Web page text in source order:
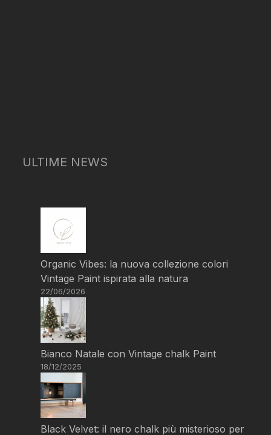
ULTIME NEWS
Organic Vibes: la nuova collezione colori
Vintage Paint ispirata alla natura
22/06/2026
Bianco Natale con Vintage chalk Paint
18/12/2025
Black Velvet: il nero chalk più misterioso per